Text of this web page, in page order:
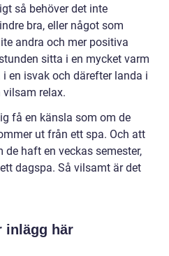
så behöver det inte
bra, eller något som
andra och mer positiva
sitta i en mycket varm
en isvak och därefter landa i
vilsam relax.
få en känsla som om de
ut från ett spa. Och att
haft en veckas semester,
dagspa. Så vilsamt är det
inlägg här